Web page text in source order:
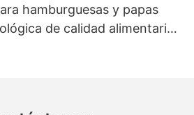
hamburguesas y papas
de calidad alimentaria